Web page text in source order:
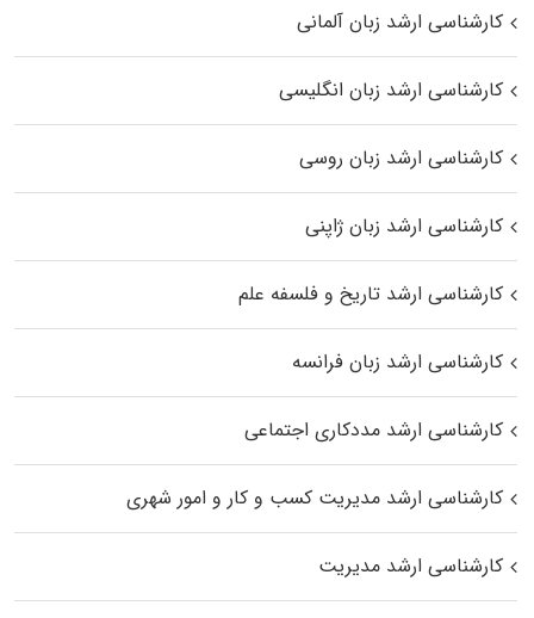
کارشناسی ارشد زبان آلمانی
کارشناسی ارشد زبان انگلیسی
کارشناسی ارشد زبان روسی
کارشناسی ارشد زبان ژاپنی
کارشناسی ارشد تاریخ و فلسفه علم
کارشناسی ارشد زبان فرانسه
کارشناسی ارشد مددکاری اجتماعی
کارشناسی ارشد مدیریت کسب و کار و امور شهری
کارشناسی ارشد مدیریت